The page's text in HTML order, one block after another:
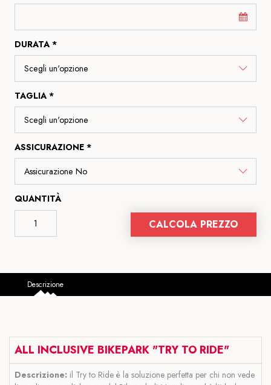
DURATA *
TAGLIA *
ASSICURAZIONE *
QUANTITÀ
CALCOLA PREZZO
Descrizione
ALL INCLUSIVE BIKEPARK "TRY TO RIDE"
Descrizione: il Try to Ride è la soluzione perfetta per chi non vede